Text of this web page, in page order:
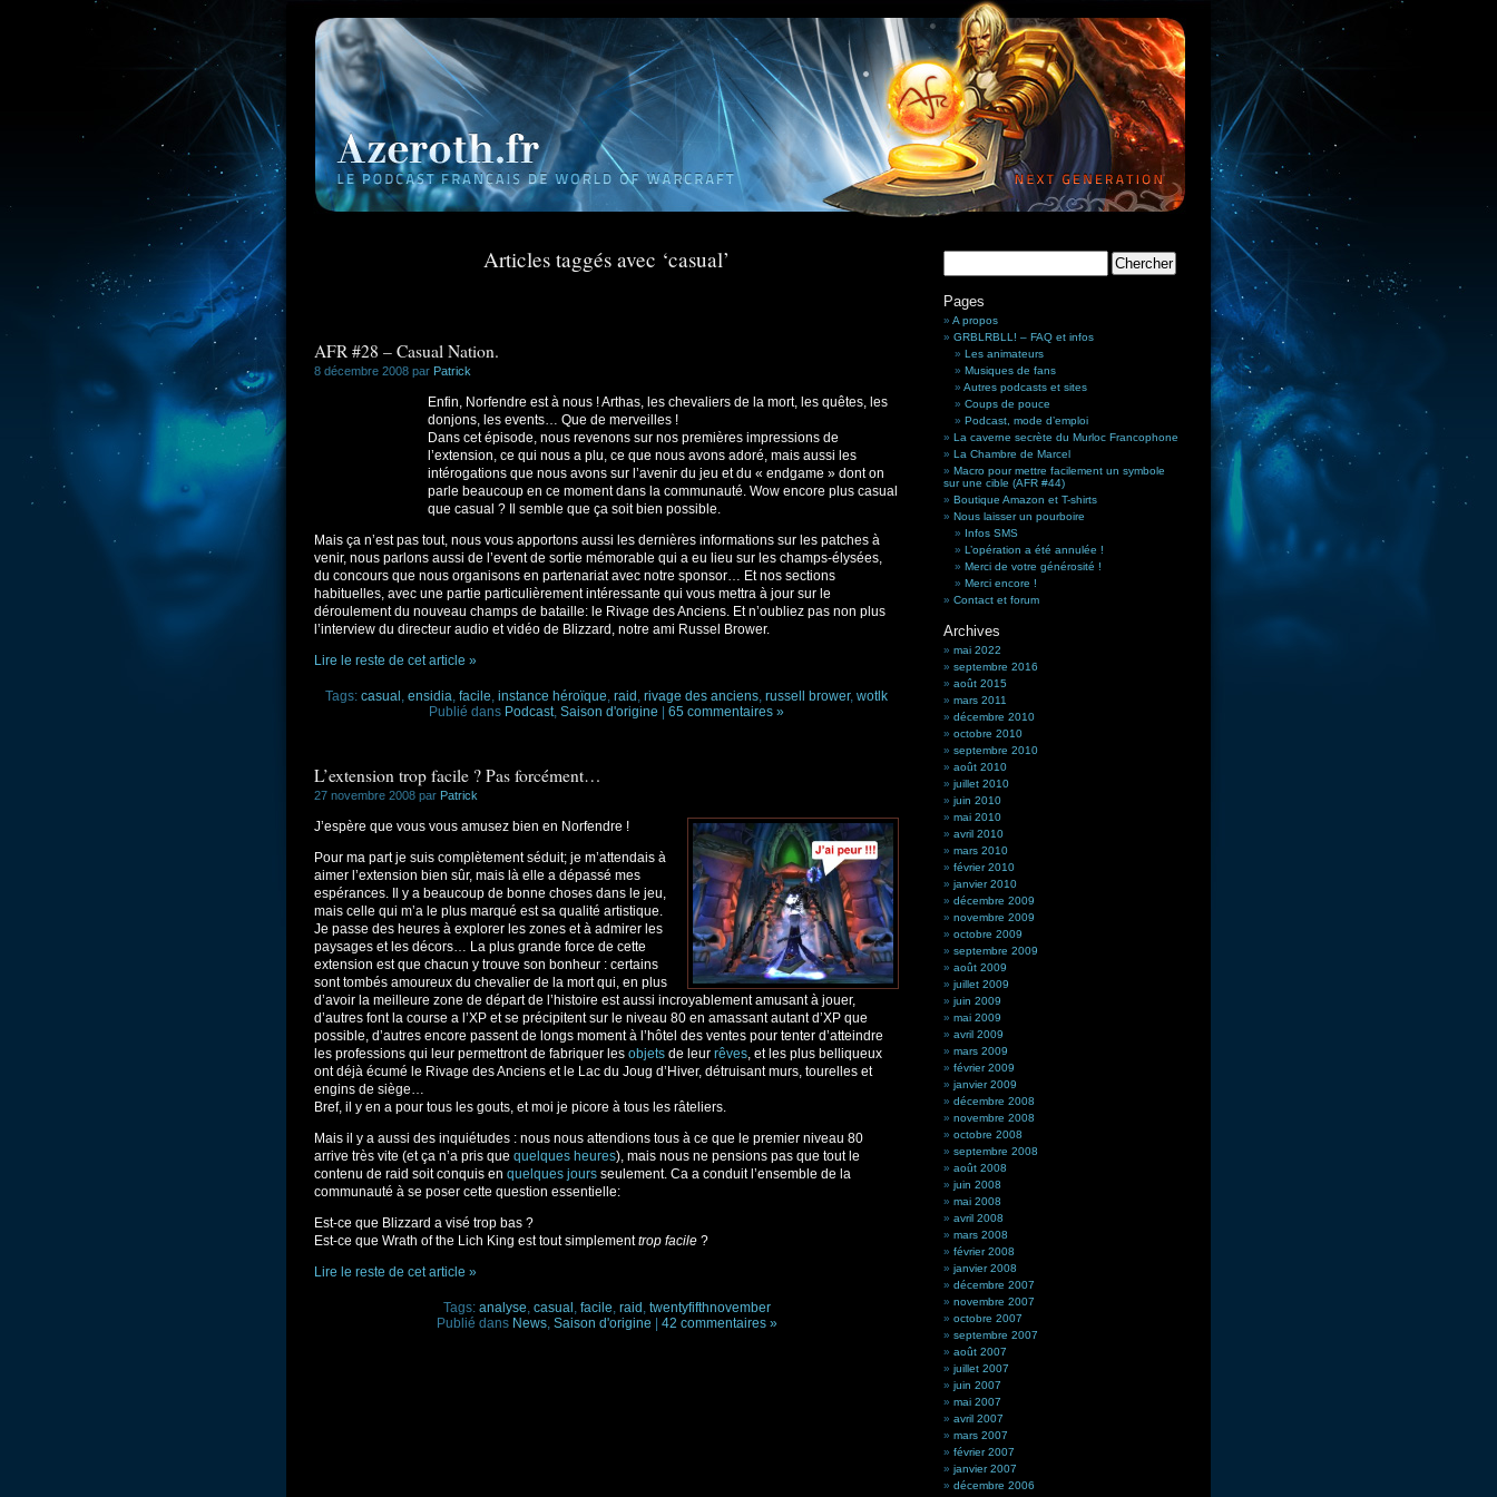
Articles taggés avec ‘casual’
AFR #28 – Casual Nation.
8 décembre 2008 par Patrick
Enfin, Norfendre est à nous ! Arthas, les chevaliers de la mort, les quêtes, les
donjons, les events… Que de merveilles !
Dans cet épisode, nous revenons sur nos premières impressions de
l’extension, ce qui nous a plu, ce que nous avons adoré, mais aussi les
intérogations que nous avons sur l’avenir du jeu et du « endgame » dont on
parle beaucoup en ce moment dans la communauté. Wow encore plus casual
que casual ? Il semble que ça soit bien possible.
Mais ça n’est pas tout, nous vous apportons aussi les dernières informations sur les patches à
venir, nous parlons aussi de l’event de sortie mémorable qui a eu lieu sur les champs-élysées,
du concours que nous organisons en partenariat avec notre sponsor… Et nos sections
habituelles, avec une partie particulièrement intéressante qui vous mettra à jour sur le
déroulement du nouveau champs de bataille: le Rivage des Anciens. Et n’oubliez pas non plus
l’interview du directeur audio et vidéo de Blizzard, notre ami Russel Brower.
Lire le reste de cet article »
Tags: casual , ensidia, facile, instance héroïque, raid , rivage des anciens, russell brower, wotlk
Publié dans Podcast, Saison d'origine 65 commentaires »
L’extension trop facile ? Pas forcément…
27 novembre 2008 par Patrick
J’espère que vous vous amusez bien en Norfendre !
Pour ma part je suis complètement séduit; je m’attendais à
aimer l’extension bien sûr, mais là elle a dépassé mes
espérances. Il y a beaucoup de bonne choses dans le jeu,
mais celle qui m’a le plus marqué est sa qualité artistique.
Je passe des heures à explorer les zones et à admirer les
paysages et les décors… La plus grande force de cette
extension est que chacun y trouve son bonheur : certains
sont tombés amoureux du chevalier de la mort qui, en plus
d’avoir la meilleure zone de départ de l’histoire est aussi incroyablement amusant à jouer,
d’autres font la course a l’XP et se précipitent sur le niveau 80 en amassant autant d’XP que
possible, d’autres encore passent de longs moment à l’hôtel des ventes pour tenter d’atteindre
les professions qui leur permettront de fabriquer les objets de leur rêves, et les plus belliqueux
ont déjà écumé le Rivage des Anciens et le Lac du Joug d’Hiver, détruisant murs, tourelles et
engins de siège…
Bref, il y en a pour tous les gouts, et moi je picore à tous les râteliers.
Mais il y a aussi des inquiétudes : nous nous attendions tous à ce que le premier niveau 80
arrive très vite (et ça n’a pris que quelques heures), mais nous ne pensions pas que tout le
contenu de raid soit conquis en quelques jours seulement. Ca a conduit l’ensemble de la
communauté à se poser cette question essentielle:
Est-ce que Blizzard a visé trop bas ?
Est-ce que Wrath of the Lich King est tout simplementtrop facile ?
Lire le reste de cet article »
Tags: analyse, casual , facile, raid , twentyfifthnovember
Publié dans News, Saison d'origine 42 commentaires »
Pages
A propos
GRBLRBLL! – FAQ et infos
Les animateurs
Musiques de fans
Autres podcasts et sites
Coups de pouce
Podcast, mode d’emploi
La caverne secrète du Murloc Francophone
La Chambre de Marcel
Macro pour mettre facilement un symbole
sur une cible (AFR #44)
Boutique Amazon et T-shirts
Nous laisser un pourboire
Infos SMS
L’opération a été annulée !
Merci de votre générosité !
Merci encore !
Contact et forum
Archives
mai 2022
septembre 2016
août 2015
mars 2011
décembre 2010
octobre 2010
septembre 2010
août 2010
juillet 2010
juin 2010
mai 2010
avril 2010
mars 2010
février 2010
janvier 2010
décembre 2009
novembre 2009
octobre 2009
septembre 2009
août 2009
juillet 2009
juin 2009
mai 2009
avril 2009
mars 2009
février 2009
janvier 2009
décembre 2008
novembre 2008
octobre 2008
septembre 2008
août 2008
juin 2008
mai 2008
avril 2008
mars 2008
février 2008
janvier 2008
décembre 2007
novembre 2007
octobre 2007
septembre 2007
août 2007
juillet 2007
juin 2007
mai 2007
avril 2007
mars 2007
février 2007
janvier 2007
décembre 2006